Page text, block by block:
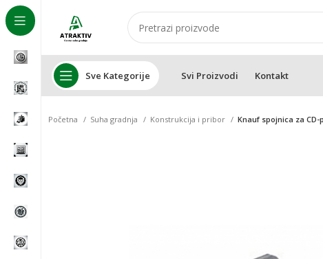
Sve Kategorije Svi Proizvodi Kontakt
Početna Suha gradnja Konstrukcija i pribor Knauf spojnica za CD-